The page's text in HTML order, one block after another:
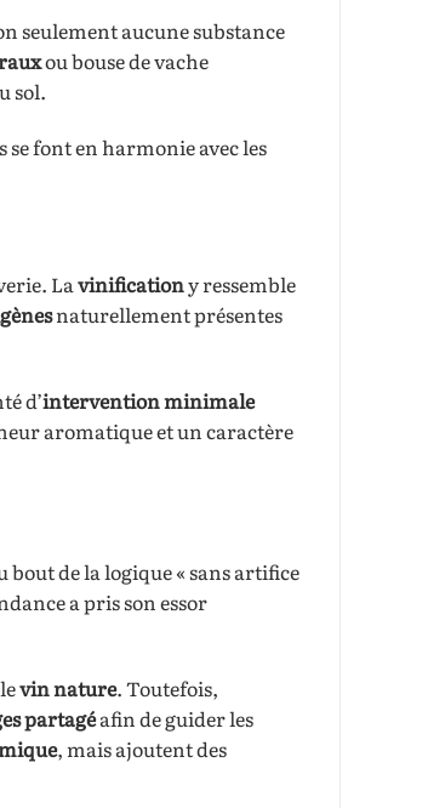
seulement aucune substance
ou bouse de vache
sol.
font en harmonie avec les
La vinificationy ressemble
naturellement présentes
d’intervention minimale
aromatique et un caractère
de la logique « sans artifice
a pris son essor
vin nature. Toutefois,
partagéafin de guider les
, mais ajoutent des